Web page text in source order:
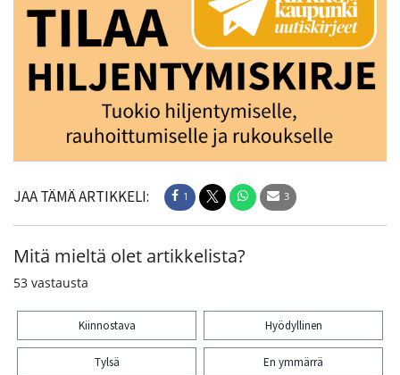
JAA TÄMÄ ARTIKKELI: 1 3
Mitä mieltä olet artikkelista?
53 vastausta
Kiinnostava Hyödyllinen
Tylsä En ymmärrä